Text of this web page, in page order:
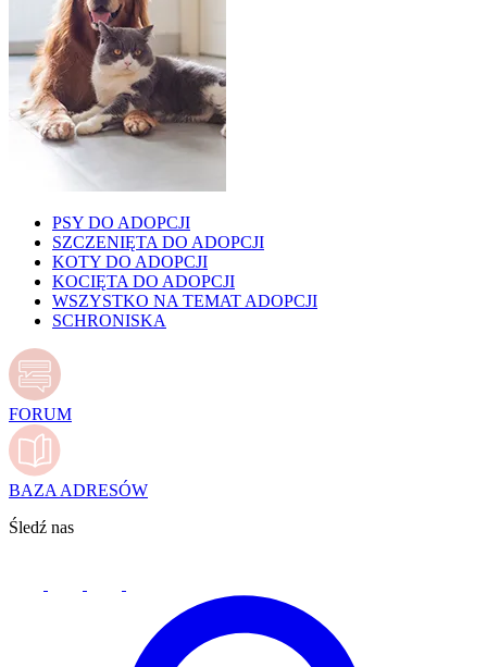
PSY DO ADOPCJI
SZCZENIĘTA DO ADOPCJI
KOTY DO ADOPCJI
KOCIĘTA DO ADOPCJI
WSZYSTKO NA TEMAT ADOPCJI
SCHRONISKA
FORUM
BAZA ADRESÓW
Śledź nas